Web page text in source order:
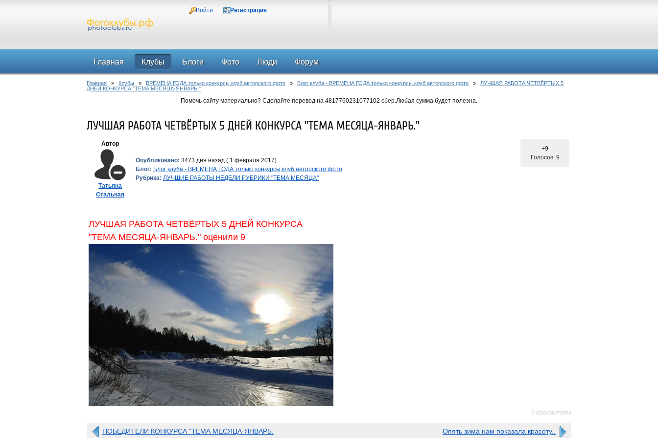
Войти Регистрация
Главная Клубы Блоги Фото Люди Форум
Главная » Клубы » ВРЕМЕНА ГОДА.только конкурсы,клуб авторского фото » Блог клуба - ВРЕМЕНА ГОДА.только конкурсы,клуб авторского фото » ЛУЧШАЯ РАБОТА ЧЕТВЁРТЫХ 5
ДНЕЙ КОНКУРСА "ТЕМА МЕСЯЦА-ЯНВАРЬ."
Помочь сайту материально? Сделайте перевод на 4817760231077102 сбер.Любая сумма будет полезна.
ЛУЧШАЯ РАБОТА ЧЕТВЁРТЫХ 5 ДНЕЙ КОНКУРСА "ТЕМА МЕСЯЦА-ЯНВАРЬ."
Автор
Татьяна
Стальная
Опубликовано: 3473 дня назад ( 1 февраля 2017)
Блог: Блог клуба - ВРЕМЕНА ГОДА.только конкурсы,клуб авторского фото
Рубрика: ЛУЧШИЕ РАБОТЫ НЕДЕЛИ РУБРИКИ "ТЕМА МЕСЯЦА"
+9
Голосов: 9
ЛУЧШАЯ РАБОТА ЧЕТВЁРТЫХ 5 ДНЕЙ КОНКУРСА
"ТЕМА МЕСЯЦА-ЯНВАРЬ." оценили 9
0 просмотров
ПОБЕДИТЕЛИ КОНКУРСА "ТЕМА МЕСЯЦА-ЯНВАРЬ. Опять зима нам показала красоту..